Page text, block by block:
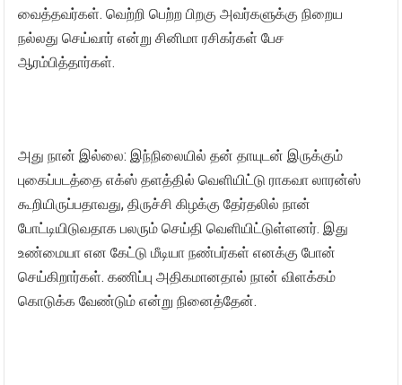
வைத்தவர்கள். வெற்றி பெற்ற பிறகு அவர்களுக்கு நிறைய
நல்லது செய்வார் என்று சினிமா ரசிகர்கள் பேச
ஆரம்பித்தார்கள்.
அது நான் இல்லை: இந்நிலையில் தன் தாயுடன் இருக்கும்
புகைப்படத்தை எக்ஸ் தளத்தில் வெளியிட்டு ராகவா லாரன்ஸ்
கூறியிருப்பதாவது, திருச்சி கிழக்கு தேர்தலில் நான்
போட்டியிடுவதாக பலரும் செய்தி வெளியிட்டுள்ளனர். இது
உண்மையா என கேட்டு மீடியா நண்பர்கள் எனக்கு போன்
செய்கிறார்கள். கணிப்பு அதிகமானதால் நான் விளக்கம்
கொடுக்க வேண்டும் என்று நினைத்தேன்.